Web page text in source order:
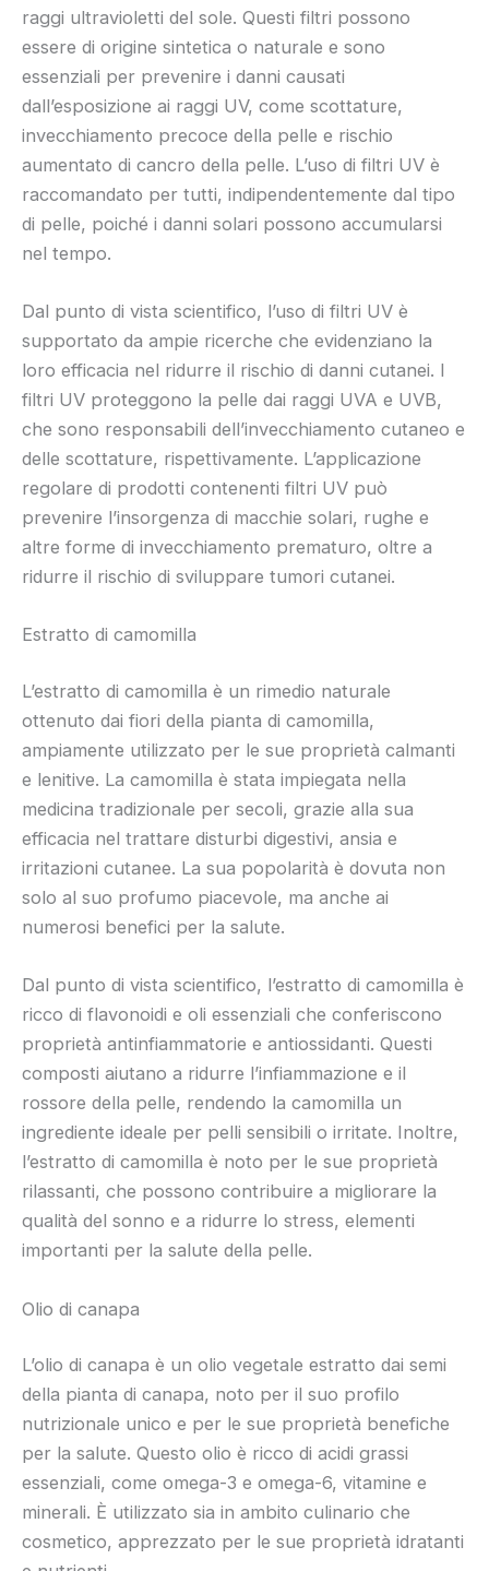
raggi ultravioletti del sole. Questi filtri possono
essere di origine sintetica o naturale e sono
essenziali per prevenire i danni causati
dall’esposizione ai raggi UV, come scottature,
invecchiamento precoce della pelle e rischio
aumentato di cancro della pelle. L’uso di filtri UV è
raccomandato per tutti, indipendentemente dal tipo
di pelle, poiché i danni solari possono accumularsi
nel tempo.
Dal punto di vista scientifico, l’uso di filtri UV è
supportato da ampie ricerche che evidenziano la
loro efficacia nel ridurre il rischio di danni cutanei. I
filtri UV proteggono la pelle dai raggi UVA e UVB,
che sono responsabili dell’invecchiamento cutaneo e
delle scottature, rispettivamente. L’applicazione
regolare di prodotti contenenti filtri UV può
prevenire l’insorgenza di macchie solari, rughe e
altre forme di invecchiamento prematuro, oltre a
ridurre il rischio di sviluppare tumori cutanei.
Estratto di camomilla
L’estratto di camomilla è un rimedio naturale
ottenuto dai fiori della pianta di camomilla,
ampiamente utilizzato per le sue proprietà calmanti
e lenitive. La camomilla è stata impiegata nella
medicina tradizionale per secoli, grazie alla sua
efficacia nel trattare disturbi digestivi, ansia e
irritazioni cutanee. La sua popolarità è dovuta non
solo al suo profumo piacevole, ma anche ai
numerosi benefici per la salute.
Dal punto di vista scientifico, l’estratto di camomilla è
ricco di flavonoidi e oli essenziali che conferiscono
proprietà antinfiammatorie e antiossidanti. Questi
composti aiutano a ridurre l’infiammazione e il
rossore della pelle, rendendo la camomilla un
ingrediente ideale per pelli sensibili o irritate. Inoltre,
l’estratto di camomilla è noto per le sue proprietà
rilassanti, che possono contribuire a migliorare la
qualità del sonno e a ridurre lo stress, elementi
importanti per la salute della pelle.
Olio di canapa
L’olio di canapa è un olio vegetale estratto dai semi
della pianta di canapa, noto per il suo profilo
nutrizionale unico e per le sue proprietà benefiche
per la salute. Questo olio è ricco di acidi grassi
essenziali, come omega-3 e omega-6, vitamine e
minerali. È utilizzato sia in ambito culinario che
cosmetico, apprezzato per le sue proprietà idratanti